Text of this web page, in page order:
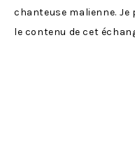
chanteuse malienne.
le contenu de cet